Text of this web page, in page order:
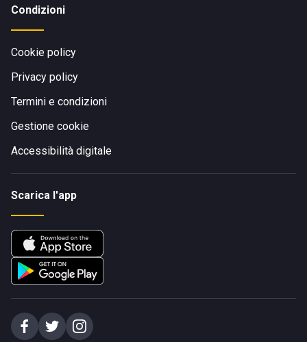
Condizioni
Cookie policy
Privacy policy
Termini e condizioni
Gestione cookie
Accessibilità digitale
Scarica l'app